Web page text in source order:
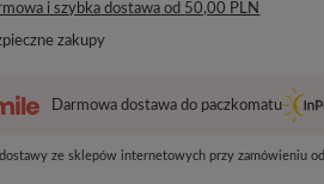
i szybka dostawa od 50,00 PLN
zakupy
Darmowa dostawa do paczkomatu
ze sklepów internetowych przy zamówieniu od